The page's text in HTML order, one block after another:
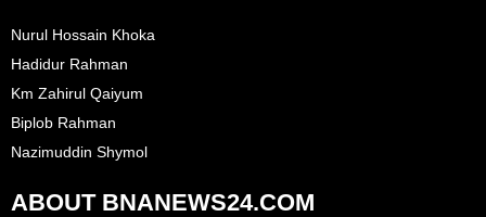
Nurul Hossain Khoka
Hadidur Rahman
Km Zahirul Qaiyum
Biplob Rahman
Nazimuddin Shymol
ABOUT BNANEWS24.COM